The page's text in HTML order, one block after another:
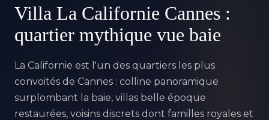
Villa La Californie Cannes :
quartier mythique vue baie
La Californie est l'un des quartiers les plus
convoités de Cannes : colline panoramique
surplombant la baie, villas belle époque
restaurées, voisins discrets dont familles royales et